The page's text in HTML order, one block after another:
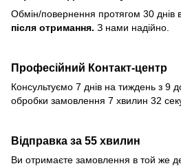
Обмін/повернення протягом 30 днів
після отримання. З нами надійно.
Професійний Контакт-центр
Консультуємо 7 днів на тиждень з 9
обробки замовлення 7 хвилин 32
Відправка за 55 хвилин
Ви отримаєте замовлення в той же